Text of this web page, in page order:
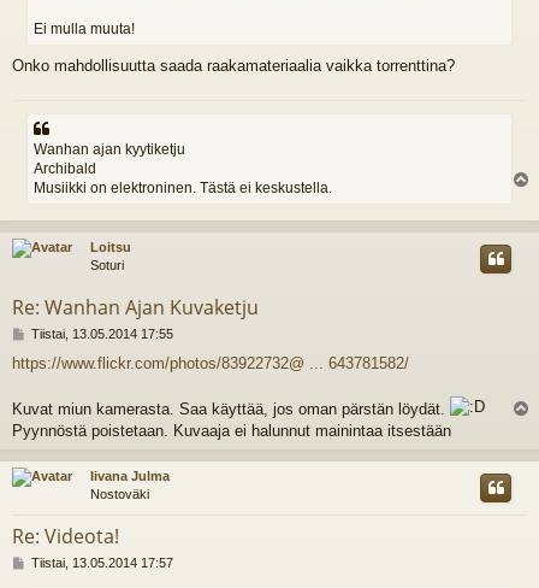
Ei mulla muuta!
Onko mahdollisuutta saada raakamateriaalia vaikka torrenttina?
Wanhan ajan kyytiketju
Archibald
Musiikki on elektroninen. Tästä ei keskustella.
ö
Loitsu
Soturi
Re: Wanhan Ajan Kuvaketju
V
e
t
Tiistai, 13.05.2014 17:55
https://www.flickr.com/photos/83922732@ ... 643781582/
Kuvat miun kamerasta. Saa käyttää, jos oman pärstän löydät.
Pyynnöstä poistetaan. Kuvaaja ei halunnut mainintaa itsestään
s
Iivana Julma
Nostoväki
Re: Videota!
VTiistai, 13.05.2014 17:57